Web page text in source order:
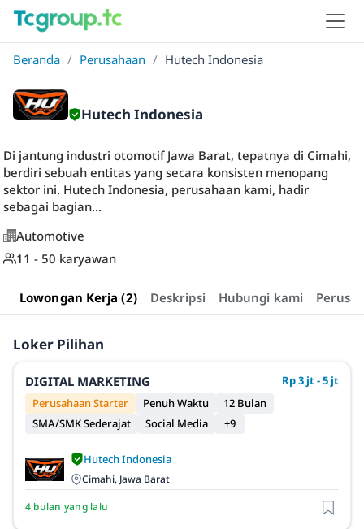
Beranda / Perusahaan / Hutech Indonesia
Hutech Indonesia
Di jantung industri otomotif Jawa Barat, tepatnya di Cimahi,
berdiri sebuah entitas yang secara konsisten menopang
sektor ini. Hutech Indonesia, perusahaan kami, hadir
sebagai bagian...
Automotive
11 - 50 karyawan
Lowongan Kerja (2) Deskripsi Hubungi kami
Loker Pilihan
DIGITAL MARKETING
Rp 3 jt - 5 jt
Perusahaan Starter
Penuh Waktu
12 Bulan
SMA/SMK Sederajat
Social Media +9
Hutech Indonesia
Cimahi, Jawa Barat
4 bulan yang lalu